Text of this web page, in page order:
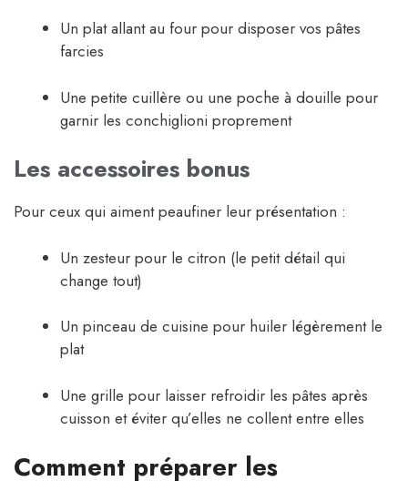
Un plat allant au four pour disposer vos pâtes
farcies
Une petite cuillère ou une poche à douille pour
garnir les conchiglioni proprement
Les accessoires bonus
Pour ceux qui aiment peaufiner leur présentation :
Un zesteur pour le citron (le petit détail qui
change tout)
Un pinceau de cuisine pour huiler légèrement le
plat
Une grille pour laisser refroidir les pâtes après
cuisson et éviter qu’elles ne collent entre elles
Comment préparer les